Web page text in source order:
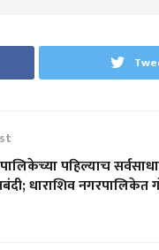
पहिल्याच
धाराशिव नगरपालिकेत